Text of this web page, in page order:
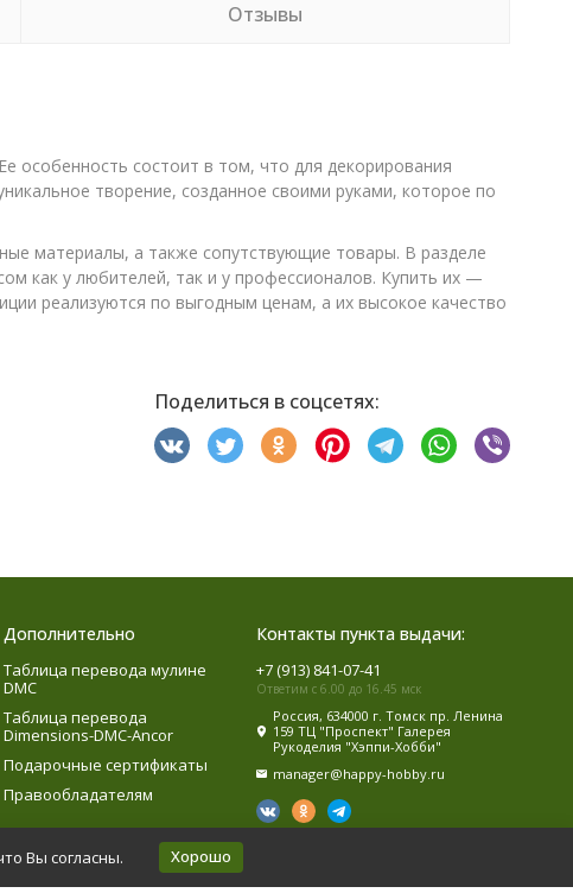
Отзывы
особенность состоит в том, что для декорирования
творение, созданное своими руками, которое по
материалы, а также сопутствующие товары. В разделе
как у любителей, так и у профессионалов. Купить их —
реализуются по выгодным ценам, а их высокое качество
Поделиться в соцсетях:
Дополнительно
Таблица перевода мулине
DMC
Таблица перевода
Dimensions-DMC-Ancor
Подарочные сертификаты
Правообладателям
Контакты пункта выдачи:
+7 (913) 841-07-41
Ответим с 6.00 до 16.45 мск
Россия, 634000 г. Томск пр. Ленина
159 ТЦ "Проспект" Галерея
Рукоделия "Хэппи-Хобби"
manager@happy-hobby.ru
Вы согласны. Хорошо